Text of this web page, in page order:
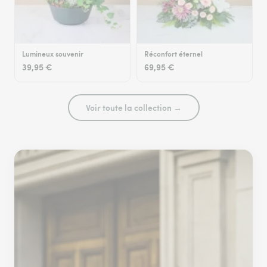
Lumineux souvenir
39,95 €
Réconfort éternel
69,95 €
Voir toute la collection →